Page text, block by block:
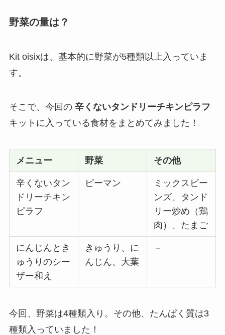
野菜の量は？
Kit oisixは、基本的に野菜が5種類以上入っていま
す。
そこで、今回の 辛くないタンドリーチキンピラフ
キットに入っている食材をまとめてみました！
メニュー 野菜 その他
辛くないタン
ドリーチキン
ピラフ
ピーマン
ミックスビー
ンズ、タンド
リー炒め（鶏
肉）、たまご
にんじんとき
ゅうりのシー
ザー和え
きゅうり、に
んじん、大葉
－
今回、野菜は4種類入り。その他、たんぱく質は3
種類入っていました！